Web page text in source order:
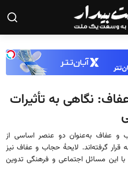
نگاهی به تأثیرات
و عفاف به‌عنوان دو عنصر اساسی از
قرار گرفته‌اند. لایحهٔ حجاب و عفاف نیز
با این مسائل اجتماعی و فرهنگی تدوین